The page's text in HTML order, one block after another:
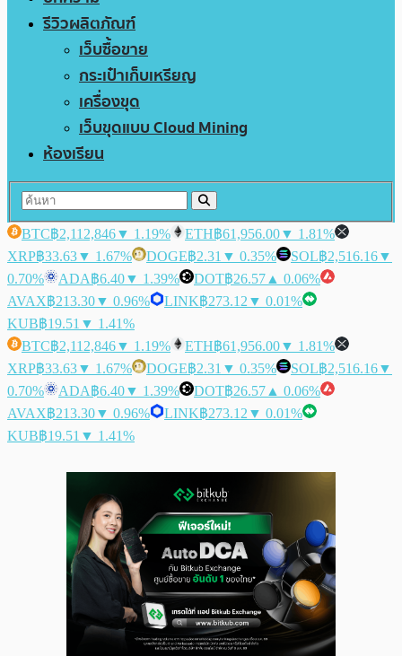
รีวิวผลิตภัณฑ์
เว็บซื้อขาย
กระเป๋าเก็บเหรียญ
เครื่องขุด
เว็บขุดแบบ Cloud Mining
ห้องเรียน
BTC฿2,112,846▼ 1.19% ETH฿61,956.00▼ 1.81%
XRP฿33.63▼ 1.67% DOGE฿2.31 ▼ 0.35% SOL฿2,516.16▼
0.70%
ADA฿6.40▼ 1.39% DOT฿26.57 ▲ 0.06%
AVAX฿213.30▼ 0.96% LINK฿273.12 ▼ 0.01%
KUB฿19.51 ▼ 1.41%
BTC฿2,112,846▼ 1.19% ETH฿61,956.00▼ 1.81%
XRP฿33.63▼ 1.67% DOGE฿2.31 ▼ 0.35% SOL฿2,516.16▼
0.70%
ADA฿6.40▼ 1.39% DOT฿26.57 ▲ 0.06%
AVAX฿213.30▼ 0.96% LINK฿273.12 ▼ 0.01%
KUB฿19.51 ▼ 1.41%